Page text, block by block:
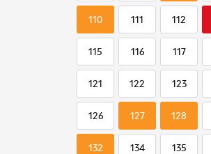
110 111 112
115 116 117
121 122 123
126 127 128
132 134 135